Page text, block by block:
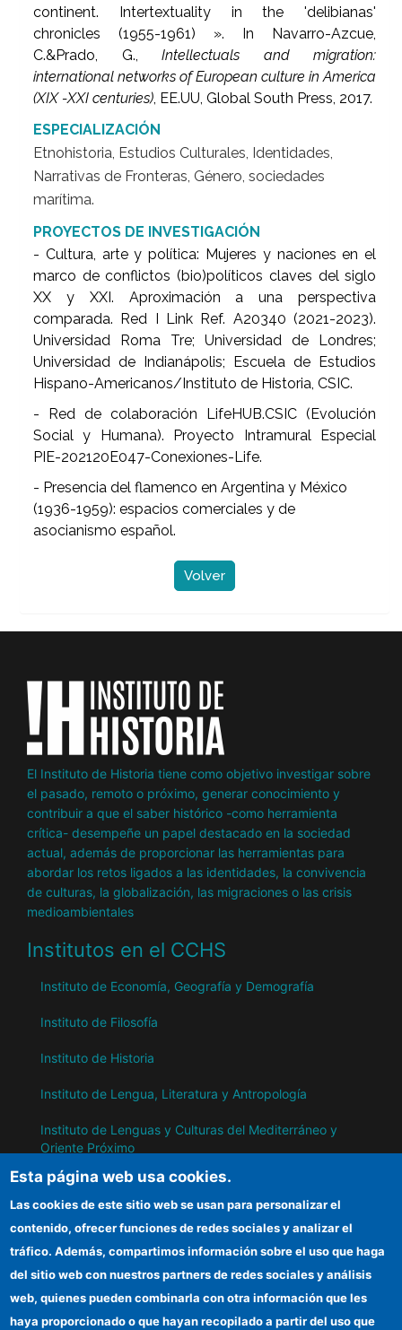
continent. Intertextuality in the 'delibianas'
chronicles (1955-1961) ». In Navarro-Azcue,
C.&Prado, G.,Intellectuals and migration:
international networks of European culture in America
(XIX -XXI centuries), EE.UU, Global South Press, 2017.
ESPECIALIZACIÓN
Etnohistoria, Estudios Culturales, Identidades,
Narrativas de Fronteras, Género, sociedades
marítima.
PROYECTOS DE INVESTIGACIÓN
- Cultura, arte y política: Mujeres y naciones en el
marco de conflictos (bio)políticos claves del siglo
XX y XXI. Aproximación a una perspectiva
comparada. Red I Link Ref. A20340 (2021-2023).
Universidad Roma Tre; Universidad de Londres;
Universidad de Indianápolis; Escuela de Estudios
Hispano-Americanos/Instituto de Historia, CSIC.
- Red de colaboración LifeHUB.CSIC (Evolución
Social y Humana). Proyecto Intramural Especial
PIE-202120E047-Conexiones-Life.
- Presencia del flamenco en Argentina y México
(1936-1959): espacios comerciales y de
asocianismo español.
Volver
El Instituto de Historia tiene como objetivo investigar sobre
el pasado, remoto o próximo, generar conocimiento y
contribuir a que el saber histórico -como herramienta
crítica- desempeñe un papel destacado en la sociedad
actual, además de proporcionar las herramientas para
abordar los retos ligados a las identidades, la convivencia
de culturas, la globalización, las migraciones o las crisis
medioambientales
Institutos en el CCHS
Instituto de Economía, Geografía y Demografía
Instituto de Filosofía
Instituto de Historia
Instituto de Lengua, Literatura y Antropología
Instituto de Lenguas y Culturas del Mediterráneo y
Oriente Próximo
Instituto de Políticas y Bienes Públicos
IH
Sede electrónica CSIC
Información para proveedores
Esta página web usa cookies.
Las cookies de este sitio web se usan para personalizar el
contenido, ofrecer funciones de redes sociales y analizar el
tráfico. Además, compartimos información sobre el uso que haga
del sitio web con nuestros partners de redes sociales y análisis
web, quienes pueden combinarla con otra información que les
haya proporcionado o que hayan recopilado a partir del uso que